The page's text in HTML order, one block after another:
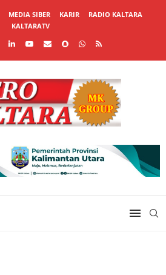
MEDIA SIBER KARIR
RADIO KALTARA
KALTARATV